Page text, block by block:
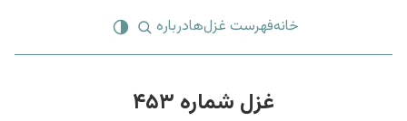
خانهفهرست غزل‌هادرباره
غزل شماره ۴۵۳